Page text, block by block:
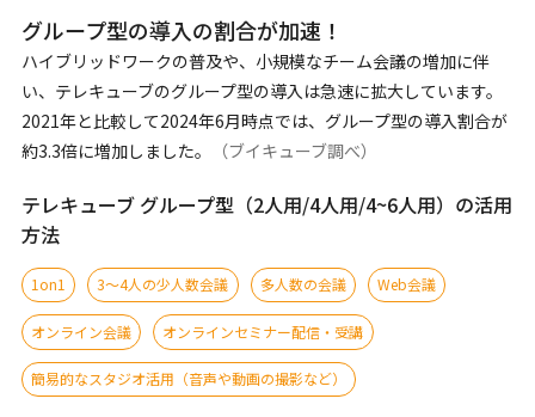
グループ型の導入の割合が加速！
ハイブリッドワークの普及や、小規模なチーム会議の増加に伴
い、テレキューブのグループ型の導入は急速に拡大しています。
2021年と比較して2024年6月時点では、グループ型の導入割合が
約3.3倍に増加しました。
（ブイキューブ調べ）
テレキューブ グループ型（2人用/4人用/4~6人用）の活用
方法
1on1 3〜4人の少人数会議 多人数の会議 Web会議
オンライン会議 オンラインセミナー配信・受講
簡易的なスタジオ活用（音声や動画の撮影など）